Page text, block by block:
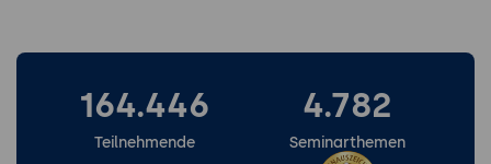
164.446
Teilnehmende
4.782
Seminarthemen